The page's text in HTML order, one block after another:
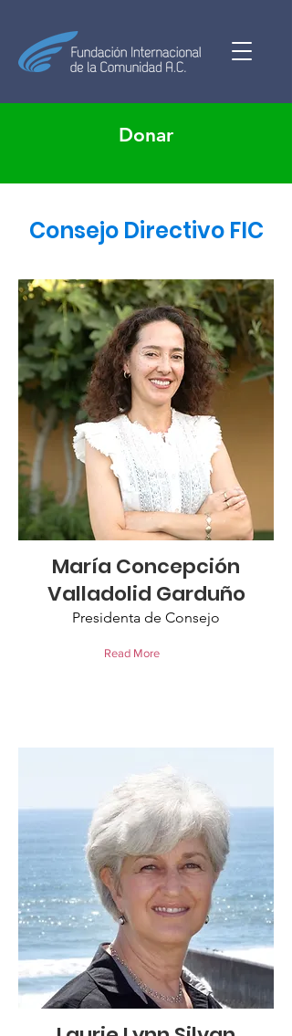
Donar
Consejo Directivo FIC
María Concepción
Valladolid Garduño
Presidenta de Consejo
Read More